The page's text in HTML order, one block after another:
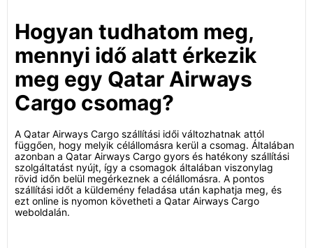
Hogyan tudhatom meg,
mennyi idő alatt érkezik
meg egy Qatar Airways
Cargo csomag?
A Qatar Airways Cargo szállítási idői változhatnak attól
függően, hogy melyik célállomásra kerül a csomag. Általában
azonban a Qatar Airways Cargo gyors és hatékony szállítási
szolgáltatást nyújt, így a csomagok általában viszonylag
rövid időn belül megérkeznek a célállomásra. A pontos
szállítási időt a küldemény feladása után kaphatja meg, és
ezt online is nyomon követheti a Qatar Airways Cargo
weboldalán.